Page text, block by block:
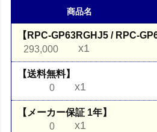
商品名
【RPC-GP63RGHJ5 / RPC-
293,000
x1
【送料無料】
0
x1
【メーカー保証 1年】
0
x1